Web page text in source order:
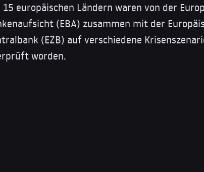
15 europäischen Ländern waren von der
(EBA) zusammen mit der
(EZB) auf verschiedene
worden.